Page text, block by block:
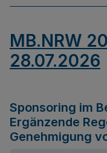
MB.NRW
28.07.2026
Sponsoring im
Ergänzende
Genehmigung